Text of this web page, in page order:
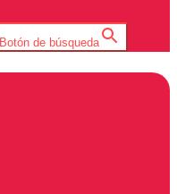
Botón de búsqueda